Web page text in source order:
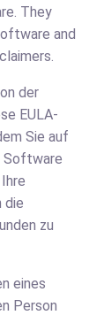
They
and
der
EULA-
Sie auf
Software
die
zu
eines
Person